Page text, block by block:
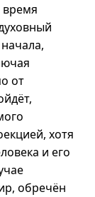
время
от
хотя
и его
обречён